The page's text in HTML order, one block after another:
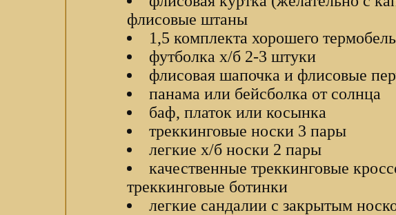
флисовые штаны
1,5 комплекта хорошего
футболка х/б 2-3 штуки
флисовая шапочка и флисовые
панама или бейсболка от солнца
баф, платок или косынка
треккинговые носки 3 пары
легкие х/б носки 2 пары
качественные треккинговые
треккинговые ботинки
легкие сандалии с закрытым